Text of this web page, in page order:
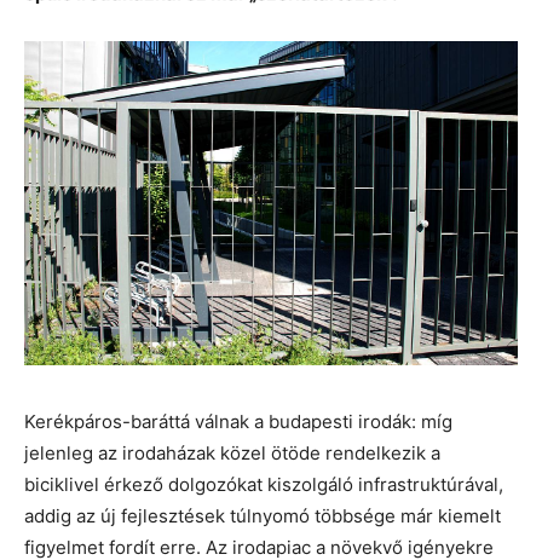
Kerékpáros-baráttá válnak a budapesti irodák: míg
jelenleg az irodaházak közel ötöde rendelkezik a
biciklivel érkező dolgozókat kiszolgáló infrastruktúrával,
addig az új fejlesztések túlnyomó többsége már kiemelt
figyelmet fordít erre. Az irodapiac a növekvő igényekre